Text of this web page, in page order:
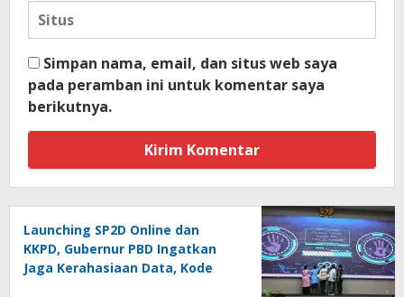
Simpan nama, email, dan situs web saya
pada peramban ini untuk komentar saya
berikutnya.
Launching SP2D Online dan
KKPD, Gubernur PBD Ingatkan
Jaga Kerahasiaan Data, Kode